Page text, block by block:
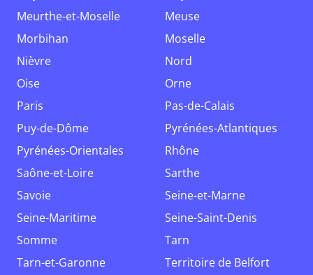
Meurthe-et-Moselle
Meuse
Morbihan
Moselle
Nièvre
Nord
Oise
Orne
Paris
Pas-de-Calais
Puy-de-Dôme
Pyrénées-Atlantiques
Pyrénées-Orientales
Rhône
Saône-et-Loire
Sarthe
Savoie
Seine-et-Marne
Seine-Maritime
Seine-Saint-Denis
Somme
Tarn
Tarn-et-Garonne
Territoire de Belfort